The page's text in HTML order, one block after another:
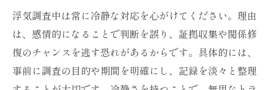
浮気調査中は常に冷静な対応を心がけてください。理由
は、感情的になることで判断を誤り、証拠収集や関係修
復のチャンスを逃す恐れがあるからです。具体的には、
事前に調査の目的や期間を明確にし、記録を淡々と整理